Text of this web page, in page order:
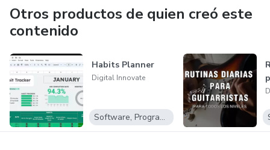
distribución y monetización de productos digitales de alto
valor. Con un enfoque estratégico en contenido, formación
en negocios digitales y herramientas para emprendedores,
nuestra misión es ayudar a profesionales y creadores a
generar ingresos online de manera eficiente y escalable.
Otros productos de quien creó este
contenido
Habits Planner
Digital Innovate
Software, Programas para descargar